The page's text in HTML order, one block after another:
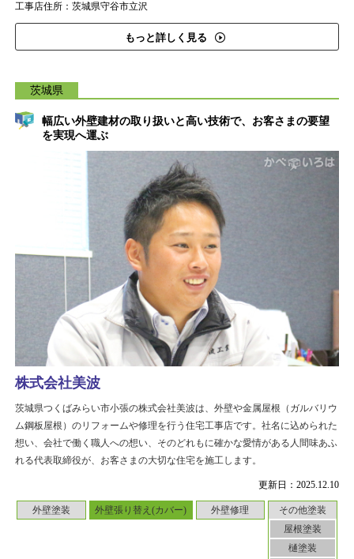
工事店住所：茨城県守谷市立沢
もっと詳しく見る
茨城県
幅広い外壁建材の取り扱いと高い技術で、お客さまの要望
を実現へ運ぶ
更新日：2025.12.10
外壁塗装 外壁張り替え(カバー) 外壁修理
その他塗装
屋根塗装
樋塗装
株式会社美波
茨城県つくばみらい市小張の株式会社美波は、外壁や金属屋根（ガルバリウ
ム鋼板屋根）のリフォームや修理を行う住宅工事店です。社名に込められた
想い、会社で働く職人への想い、そのどれもに確かな愛情がある人間味あふ
れる代表取締役が、お客さまの大切な住宅を施工します。